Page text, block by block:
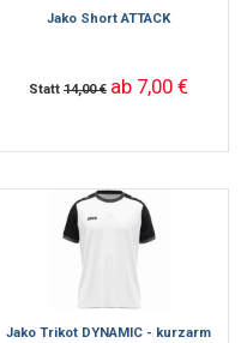
Jako Short ATTACK
Statt 14,00 € ab 7,00 €
Jako Trikot DYNAMIC - kurzarm